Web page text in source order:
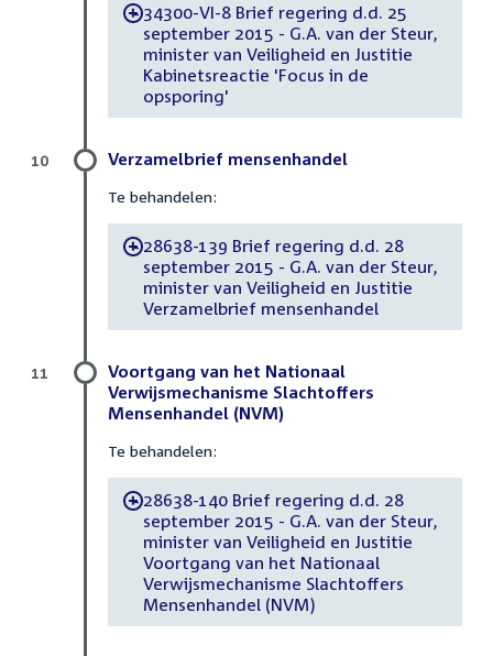
-34300-VI-8 Brief regering d.d. 25
september 2015 - G.A. van der Steur,
minister van Veiligheid en Justitie
Kabinetsreactie 'Focus in de
opsporing'
Verzamelbrief mensenhandel
Te behandelen:
-28638-139 Brief regering d.d. 28
september 2015 - G.A. van der Steur,
minister van Veiligheid en Justitie
Verzamelbrief mensenhandel
10
Voortgang van het Nationaal
Verwijsmechanisme Slachtoffers
Mensenhandel (NVM)
Te behandelen:
-28638-140 Brief regering d.d. 28
september 2015 - G.A. van der Steur,
minister van Veiligheid en Justitie
Voortgang van het Nationaal
Verwijsmechanisme Slachtoffers
Mensenhandel (NVM)
11